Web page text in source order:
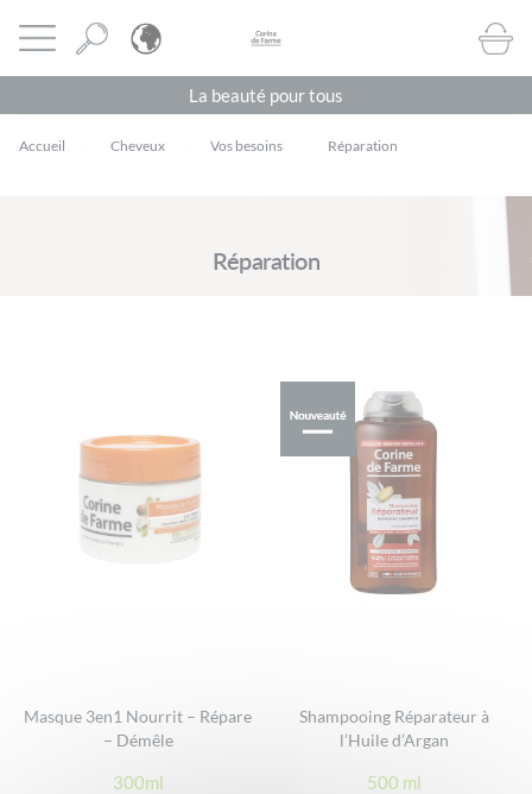
Ouvrir le menu CORINE DE FARME BE
La beauté pour tous
Accueil Cheveux Vos besoins Réparation
Réparation
Masque 3en1 Nourrit – Répare
– Démêle
300ml
Shampooing Réparateur à
l’Huile d’Argan
500 ml